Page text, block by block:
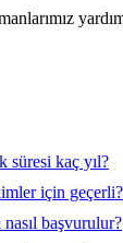
kaç yıl?
için geçerli?
başvurulur?